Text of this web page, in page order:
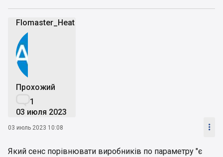
Flomaster_Heat
Прохожий
1
03 июля 2023
03 июль 2023 10:08 
Який сенс порівнювати виробників по параметру "є